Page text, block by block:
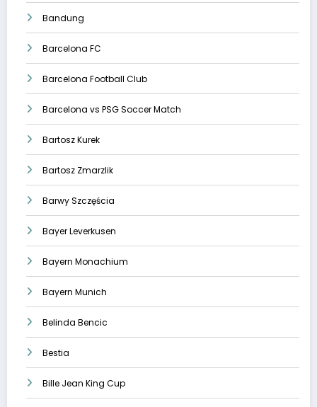
Bandung
Barcelona FC
Barcelona Football Club
Barcelona vs PSG Soccer Match
Bartosz Kurek
Bartosz Zmarzlik
Barwy Szczęścia
Bayer Leverkusen
Bayern Monachium
Bayern Munich
Belinda Bencic
Bestia
Bille Jean King Cup